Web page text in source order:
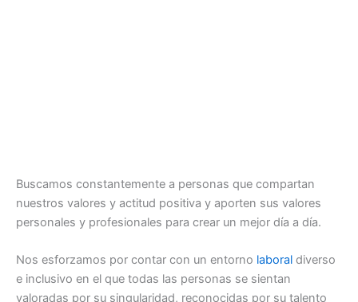
Buscamos constantemente a personas que compartan
nuestros valores y actitud positiva y aporten sus valores
personales y profesionales para crear un mejor día a día.
Nos esforzamos por contar con un entorno laboral diverso
e inclusivo en el que todas las personas se sientan
valoradas por su singularidad, reconocidas por su talento